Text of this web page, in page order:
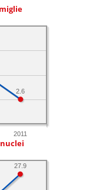
2011
2.6
27.9